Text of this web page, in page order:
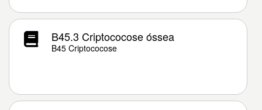
B45.3 Criptococose óssea
B45 Criptococose